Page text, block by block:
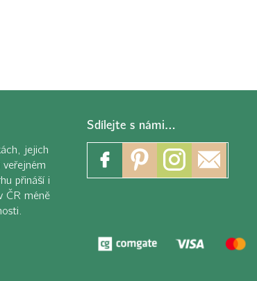
jejich
přináší i
ČR méně
Sdílejte s námi…